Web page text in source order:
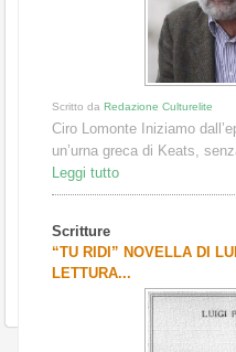
Scritto da Redazione Culturelite
Ciro Lomonte Iniziamo
un’urna greca di Keats,
Leggi tutto
Scritture
“TU RIDI” NOVELLA DI
LETTURA...